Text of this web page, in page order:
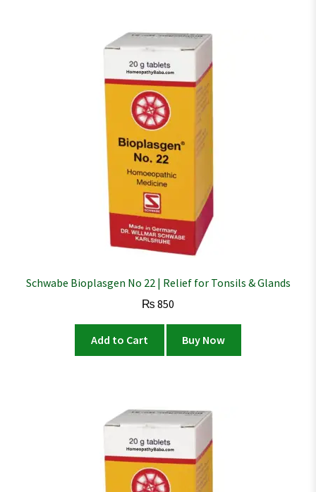
Schwabe Bioplasgen No 22 | Relief for Tonsils & Glands
₨ 850
Add to Cart Buy Now